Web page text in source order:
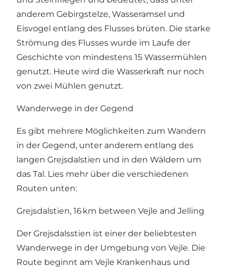
anderem Gebirgstelze, Wasseramsel und
Eisvogel entlang des Flusses brüten. Die starke
Strömung des Flusses wurde im Laufe der
Geschichte von mindestens 15 Wassermühlen
genutzt. Heute wird die Wasserkraft nur noch
von zwei Mühlen genutzt.
Wanderwege in der Gegend
Es gibt mehrere Möglichkeiten zum Wandern
in der Gegend, unter anderem entlang des
langen Grejsdalstien und in den Wäldern um
das Tal. Lies mehr über die verschiedenen
Routen unten:
Grejsdalstien, 16 km between Vejle and Jelling
Der Grejsdalsstien ist einer der beliebtesten
Wanderwege in der Umgebung von Vejle. Die
Route beginnt am Vejle Krankenhaus und